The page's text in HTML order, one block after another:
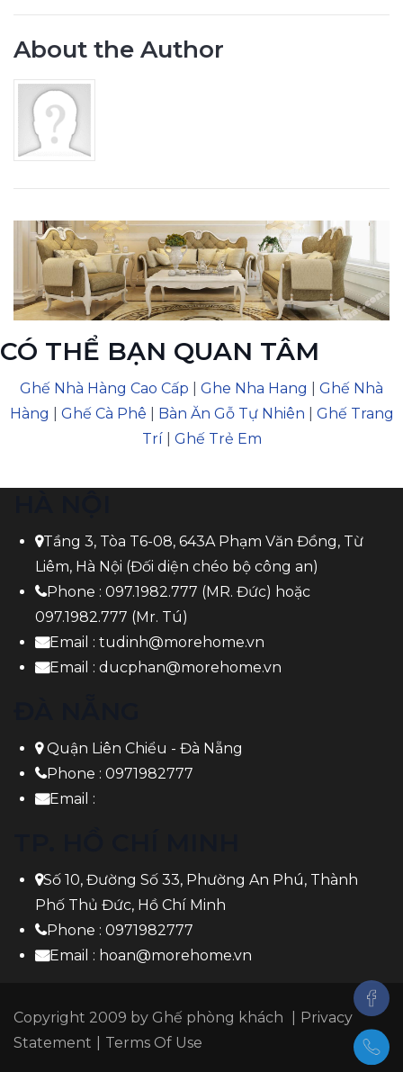
About the Author
CÓ THỂ BẠN QUAN TÂM
Ghế Nhà Hàng Cao Cấp Ghe Nha Hang
Ghế Nhà
Hàng
Ghế Cà Phê Bàn Ăn Gỗ Tự Nhiên
Ghế Trang
Trí
Ghế Trẻ Em
Tầng 3, Tòa T6-08, 643A Phạm Văn Đồng, Từ
Liêm, Hà Nội (Đối diện chéo bộ công an)
Phone : 097.1982.777 (MR. Đức) hoặc
097.1982.777 (Mr. Tú)
Email : tudinh@morehome.vn
Email : ducphan@morehome.vn
Quận Liên Chiểu - Đà Nẵng
Phone : 0971982777
Email :
Số 10, Đường Số 33, Phường An Phú, Thành
Phố Thủ Đức, Hồ Chí Minh
Phone : 0971982777
Email : hoan@morehome.vn
Copyright 2009 by Ghế phòng khách
Privacy
Statement
Terms Of Use